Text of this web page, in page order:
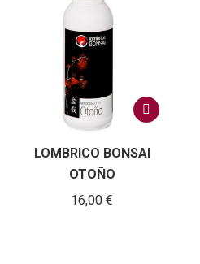
LOMBRICO BONSAI
OTOÑO
16,00 €